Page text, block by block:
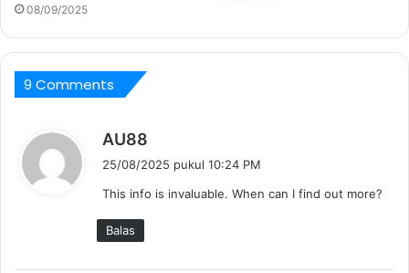
08/09/2025
9 Comments
AU88
k
25/08/2025 pukul 10:24 PM
This info is invaluable. When can I find out more?
Balas